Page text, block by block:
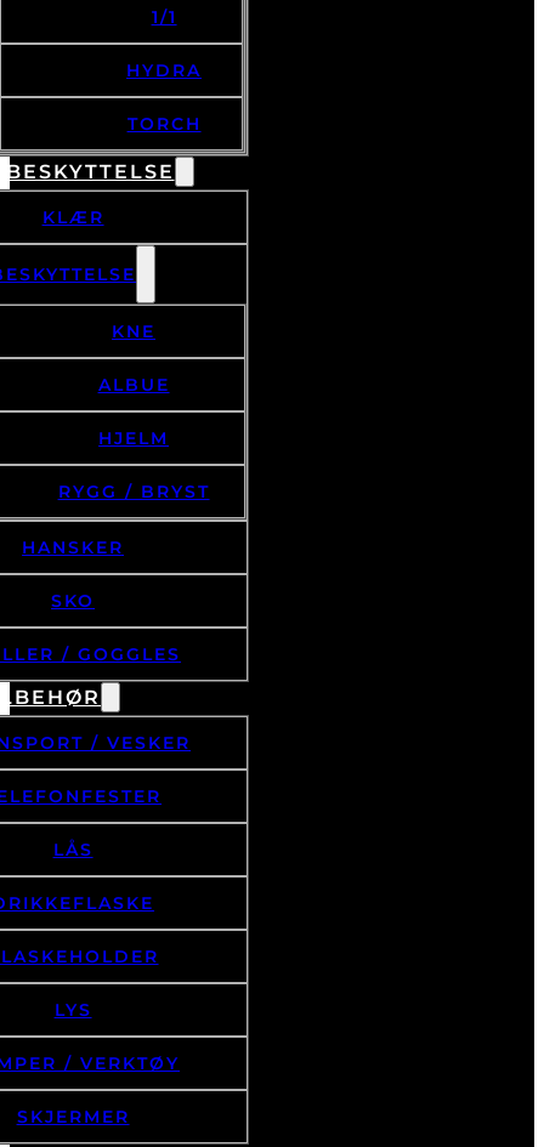
HYDRA
TORCH
KLÆR
KNE
ALBUE
HJELM
RYGG / BRYST
HANSKER
SKO
/ GOGGLES
/ VESKER
LÅS
LYS
/ VERKTØY
SKJERMER
VEDLIKEHOLD